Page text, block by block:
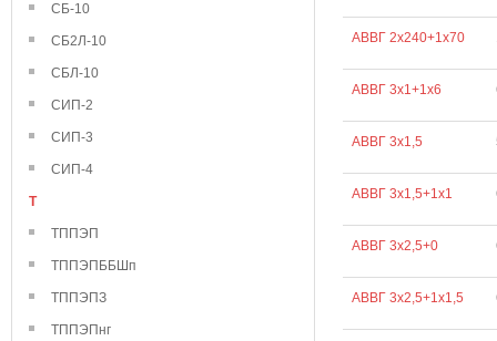
СБ-10
СБ2Л-10
СБЛ-10
СИП-2
СИП-3
СИП-4
Т
ТППЭП
ТППЭПББШп
ТППЭПЗ
ТППЭПнг
АВВГ 2х240+1х70
АВВГ 3х1+1х6
АВВГ 3х1,5
АВВГ 3х1,5+1х1
АВВГ 3х2,5+0
АВВГ 3х2,5+1х1,5